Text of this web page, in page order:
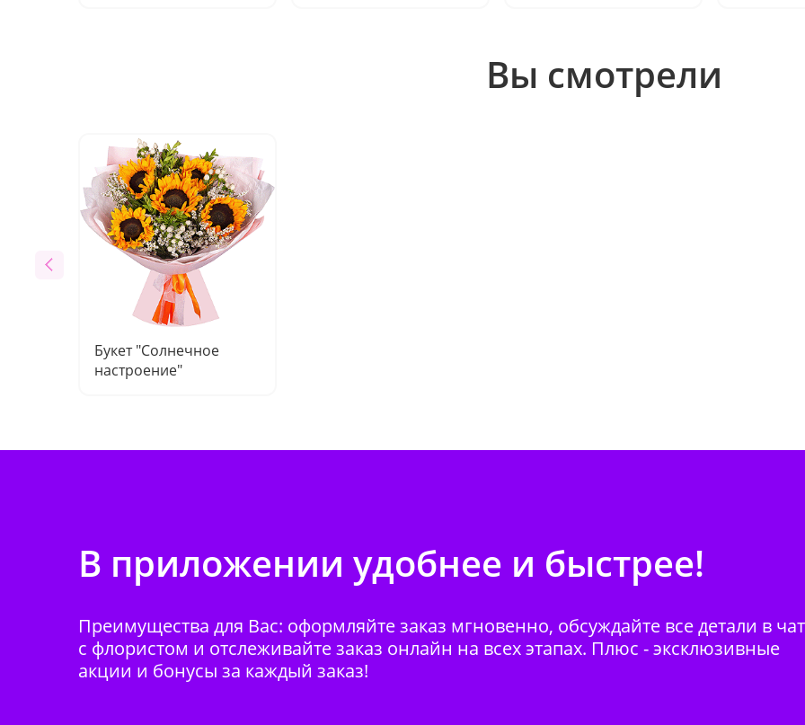
Вы смотрели
Букет "Солнечное
настроение"
В приложении удобнее и быстрее!
Преимущества для Вас: оформляйте заказ мгновенно, обсуждайте все детали в
с флористом и отслеживайте заказ онлайн на всех этапах. Плюс - эксклюзивные
акции и бонусы за каждый заказ!